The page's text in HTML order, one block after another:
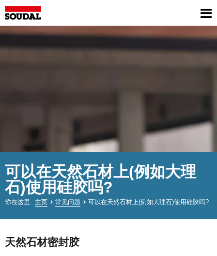
Skip
to
main
content
可以在天然石材上(例如大理
石)使用硅胶吗?
你在这里 主页 常见问题 可以在天然石材上(例如大理石)使用硅胶吗?
天然石材密封胶